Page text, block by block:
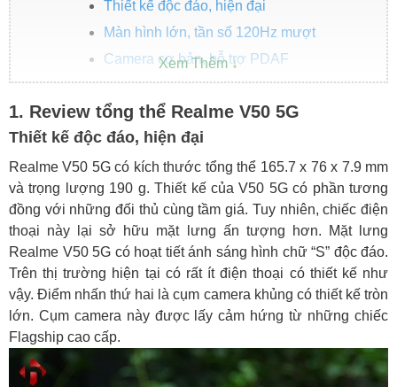
Thiết kế độc đáo, hiện đại
Màn hình lớn, tần số 120Hz mượt
Camera cơ bản, hỗ trợ PDAF
Chip Dimensity 6100+ đi kèm RAM 6GB
Dung lượng pin tiêu chuẩn
2. Realme V50 5G giá bao nhiêu?
1. Review tổng thể Realme V50 5G
Thiết kế độc đáo, hiện đại
Realme V50 5G có kích thước tổng thể 165.7 x 76 x 7.9 mm
và trọng lượng 190 g. Thiết kế của V50 5G có phần tương
đồng với những đối thủ cùng tầm giá. Tuy nhiên, chiếc điện
thoại này lại sở hữu mặt lưng ấn tượng hơn. Mặt lưng
Realme V50 5G có hoạt tiết ánh sáng hình chữ “S” độc đáo.
Trên thị trường hiện tại có rất ít điện thoại có thiết kế như
vậy. Điểm nhấn thứ hai là cụm camera khủng có thiết kế tròn
lớn. Cụm camera này được lấy cảm hứng từ những chiếc
Flagship cao cấp.